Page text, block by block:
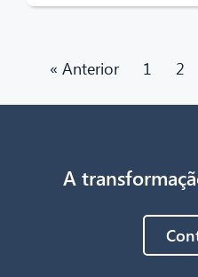
« Anterior 1 2
A